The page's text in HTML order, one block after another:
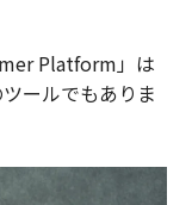
Platform」は
ールでもありま